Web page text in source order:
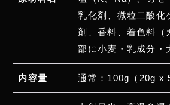
らしく、即効性があり、その
やサプリメントなど比べもの
自信のない方にも是非おすす
乳化剤、微粒二酸化
剤、香料、着色料（
部に小麦・乳成分・
内容量 通常：100g（20g x